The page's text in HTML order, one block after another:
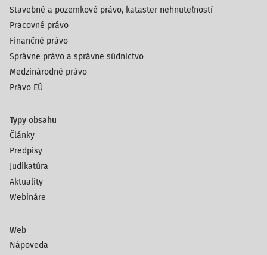
Stavebné a pozemkové právo, kataster nehnuteľností
Pracovné právo
Finančné právo
Správne právo a správne súdnictvo
Medzinárodné právo
Právo EÚ
Typy obsahu
Články
Predpisy
Judikatúra
Aktuality
Webináre
Web
Nápoveda